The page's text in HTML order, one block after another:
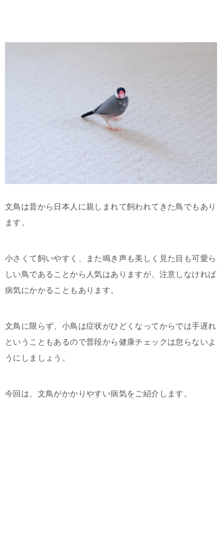
文鳥は昔から日本人に親しまれて飼われてきた鳥でもあり
ます。
小さくて飼いやすく、また鳴き声も美しく見た目も可愛ら
しい鳥であることから人気はありますが、注意しなければ
病気にかかることもあります。
文鳥に限らず、小鳥は症状がひどくなってからでは手遅れ
ということもあるので普段から健康チェックは怠らないよ
うにしましょう。
今回は、文鳥がかかりやすい病気をご紹介します。